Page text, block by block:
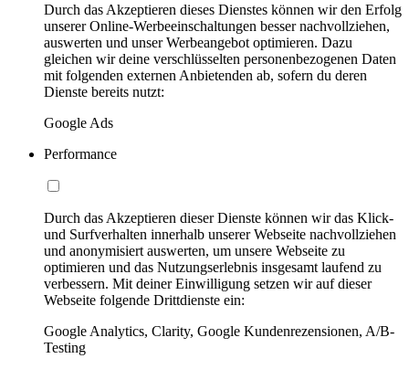
Durch das Akzeptieren dieses Dienstes können wir den Erfolg
unserer Online-Werbeeinschaltungen besser nachvollziehen,
auswerten und unser Werbeangebot optimieren. Dazu
gleichen wir deine verschlüsselten personenbezogenen Daten
mit folgenden externen Anbietenden ab, sofern du deren
Dienste bereits nutzt:
Google Ads
Performance
Durch das Akzeptieren dieser Dienste können wir das Klick-
und Surfverhalten innerhalb unserer Webseite nachvollziehen
und anonymisiert auswerten, um unsere Webseite zu
optimieren und das Nutzungserlebnis insgesamt laufend zu
verbessern. Mit deiner Einwilligung setzen wir auf dieser
Webseite folgende Drittdienste ein:
Google Analytics, Clarity, Google Kundenrezensionen, A/B-
Testing